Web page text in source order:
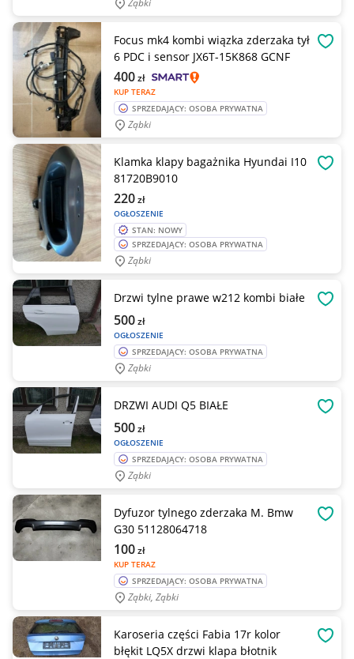
Ząbki
Focus mk4 kombi wiązka zderzaka tył
6 PDC i sensor JX6T-15K868 GCNF
KUP TERAZ
400zł
SPRZEDAJĄCY: OSOBA PRYWATNA
Ząbki
Klamka klapy bagażnika Hyundai I10
81720B9010
OGŁOSZENIE
220zł
STAN: NOWY
SPRZEDAJĄCY: OSOBA PRYWATNA
Ząbki
Drzwi tylne prawe w212 kombi białe
OGŁOSZENIE
500zł
SPRZEDAJĄCY: OSOBA PRYWATNA
Ząbki
DRZWI AUDI Q5 BIAŁE
OGŁOSZENIE
500zł
SPRZEDAJĄCY: OSOBA PRYWATNA
Ząbki
Dyfuzor tylnego zderzaka M. Bmw
G30 51128064718
KUP TERAZ
100zł
SPRZEDAJĄCY: OSOBA PRYWATNA
Ząbki, Ząbki
Karoseria części Fabia 17r kolor
błękit LQ5X drzwi klapa błotnik